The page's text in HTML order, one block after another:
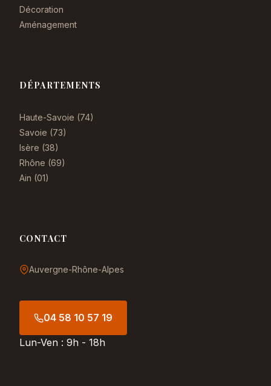
Décoration
Aménagement
DÉPARTEMENTS
Haute-Savoie (74)
Savoie (73)
Isère (38)
Rhône (69)
Ain (01)
CONTACT
Auvergne-Rhône-Alpes
04 58 10 57 19
Lun-Ven : 9h - 18h